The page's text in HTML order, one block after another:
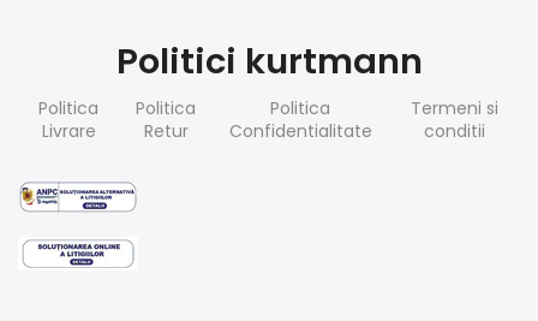
Politici kurtmann
Politica
Livrare
Politica
Retur
Politica
Confidentialitate
Termeni si
conditii